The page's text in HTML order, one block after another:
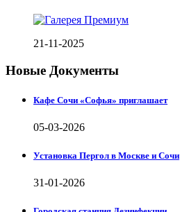
21-11-2025
Новые Документы
Кафе Сочи «Софья» приглашает
05-03-2026
Установка Пергол в Москве и Сочи
31-01-2026